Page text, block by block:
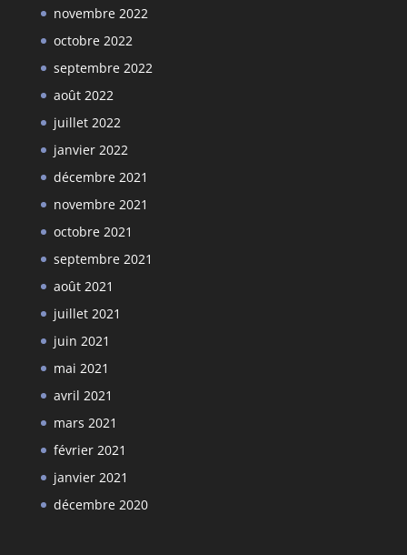
novembre 2022
octobre 2022
septembre 2022
août 2022
juillet 2022
janvier 2022
décembre 2021
novembre 2021
octobre 2021
septembre 2021
août 2021
juillet 2021
juin 2021
mai 2021
avril 2021
mars 2021
février 2021
janvier 2021
décembre 2020